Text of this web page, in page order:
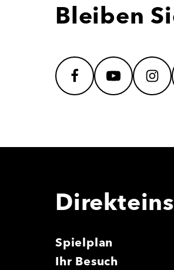
Bleiben
facebookyoutube
Spielplan
Ihr Besuch